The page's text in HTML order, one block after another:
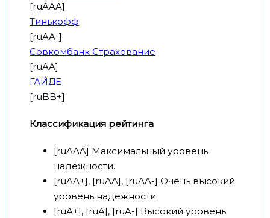
[ruAAA]
Тинькофф
[ruAA-]
Совкомбанк Страхование
[ruAA]
ГАЙДЕ
[ruBB+]
Классификация рейтинга
[ruAAA] Максимальный уровень
надёжности.
[ruAA+], [ruAA], [ruAA-] Очень высокий
уровень надёжности.
[ruA+], [ruA], [ruA-] Высокий уровень